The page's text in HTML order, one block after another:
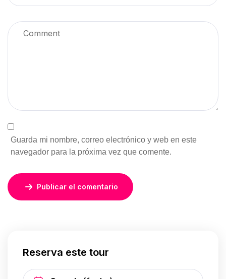
Guarda mi nombre, correo electrónico y web en este
navegador para la próxima vez que comente.
Publicar el comentario
Reserva este tour